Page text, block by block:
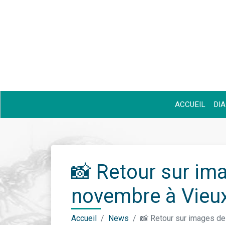
ACCUEIL
📸 Retour sur
novembre à
Accueil News 📸 Retour sur images